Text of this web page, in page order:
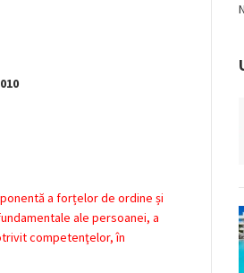
a forțelor de ordine și
ale persoanei, a
competenţelor, în